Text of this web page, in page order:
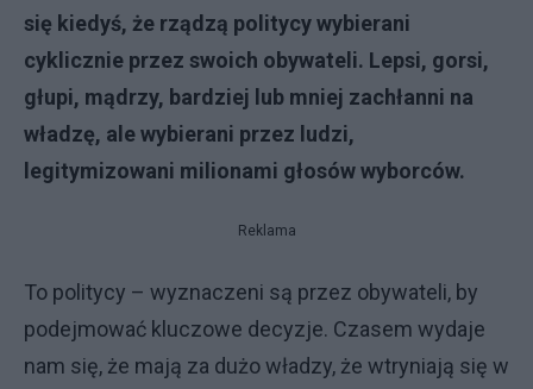
się kiedyś, że rządzą politycy wybierani
cyklicznie przez swoich obywateli. Lepsi, gorsi,
głupi, mądrzy, bardziej lub mniej zachłanni na
władzę, ale wybierani przez ludzi,
legitymizowani milionami głosów wyborców.
Reklama
To politycy – wyznaczeni są przez obywateli, by
podejmować kluczowe decyzje. Czasem wydaje
nam się, że mają za dużo władzy, że wtryniają się w